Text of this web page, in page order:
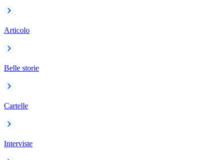
Articolo
Belle storie
Cartelle
Interviste